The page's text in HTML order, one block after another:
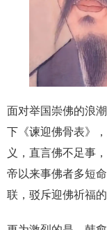
面对举国崇佛的浪
下《谏迎佛骨表》
义，直言佛不足事
帝以来事佛者多短
联，驳斥迎佛祈福的